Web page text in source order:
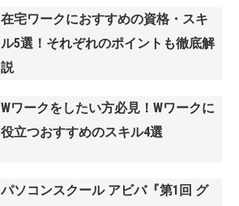
在宅ワークにおすすめの資格・スキ
ル5選！それぞれのポイントも徹底解
説
Wワークをしたい方必見！Wワークに
役立つおすすめのスキル4選
パソコンスクール アビバ『第1回 グ